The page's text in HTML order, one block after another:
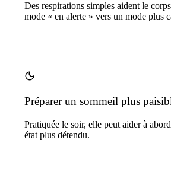
Des respirations simples aident le
mode « en alerte » vers un mode plus
Préparer un sommeil plus
Pratiquée le soir, elle peut aider à
état plus détendu.